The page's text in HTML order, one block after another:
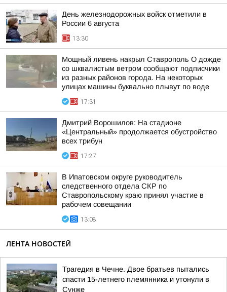
День железнодорожных войск отметили в
России 6 августа
13:30
Мощный ливень накрыл Ставрополь О дожде
со шквалистым ветром сообщают подписчики
из разных районов города. На некоторых
улицах машины буквально плывут по воде
17:31
Дмитрий Ворошилов: На стадионе
«Центральный» продолжается обустройство
всех трибун
17:27
В Ипатовском округе руководитель
следственного отдела СКР по
Ставропольскому краю принял участие в
рабочем совещании
13:08
ЛЕНТА НОВОСТЕЙ
Трагедия в Чечне. Двое братьев пытались
спасти 15-летнего племянника и утонули в
Сунже